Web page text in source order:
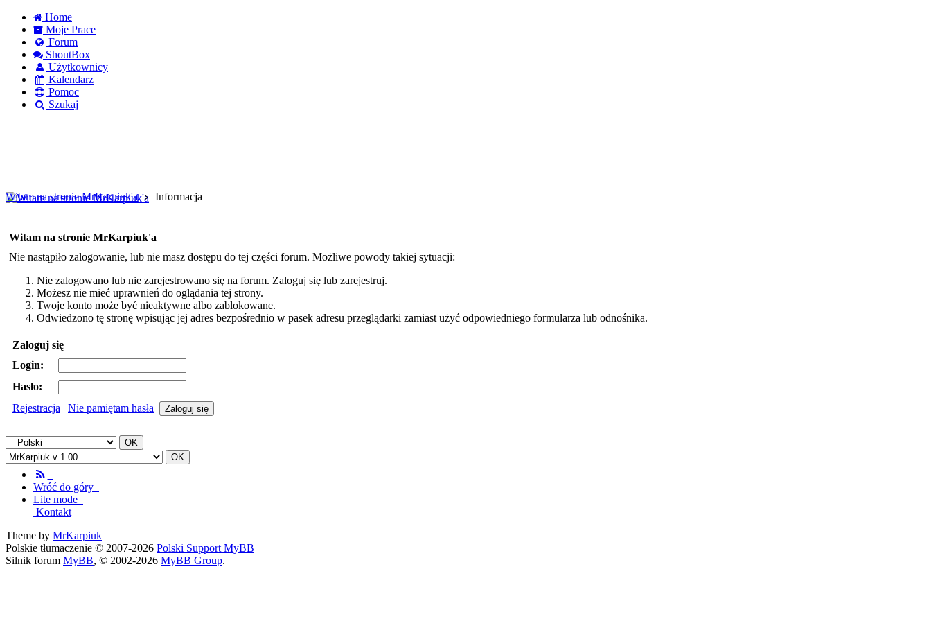
Home
Moje Prace
Forum
ShoutBox
Użytkownicy
Kalendarz
Pomoc
Szukaj
Witam na stronie MrKarpiuk'a
Informacja
Witam na stronie MrKarpiuk'a
Nie nastąpiło zalogowanie, lub nie masz dostępu do tej części forum. Możliwe powody takiej sytuacji:
Nie zalogowano lub nie zarejestrowano się na forum. Zaloguj się lub zarejestruj.
Możesz nie mieć uprawnień do oglądania tej strony.
Twoje konto może być nieaktywne albo zablokowane.
Odwiedzono tę stronę wpisując jej adres bezpośrednio w pasek adresu przeglądarki zamiast użyć odpowiedniego formularza lub odnośnika.
Zaloguj się
Login:
Hasło:
Rejestracja | Nie pamiętam hasła
Wróć do góry
Lite mode
Kontakt
Theme by MrKarpiuk
Polskie tłumaczenie © 2007-2026 Polski Support MyBB
Silnik forum MyBB, © 2002-2026 MyBB Group.